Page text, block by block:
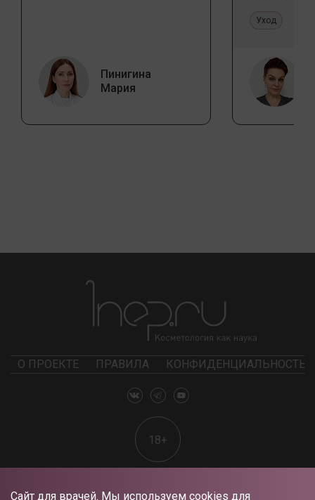
Сайт для врачей. Мы используем cookies для
Пинигина
Мария
Уход
О ПРОЕКТЕ ПРАВИЛА КОНФИДЕНЦИАЛЬНОСТЬ
18+